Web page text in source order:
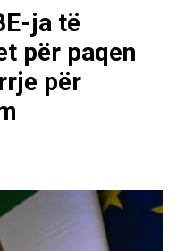
ja të
për paqen
për